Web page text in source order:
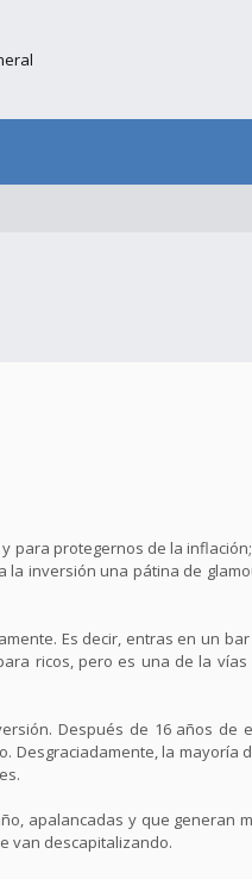
protegernos de la
inversión una pátina de
Es decir, entras en un
ricos, pero es una de la
Después de 16 años de
Desgraciadamente, la mayoría
apalancadas y que generan
van descapitalizando.